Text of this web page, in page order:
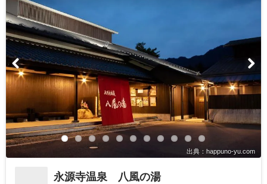
出典：happuno-yu.com
永源寺温泉 八風の湯